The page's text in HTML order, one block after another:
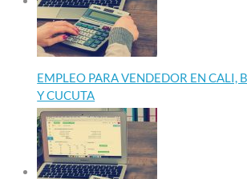
EMPLEO PARA VENDEDOR EN CALI,
Y CUCUTA